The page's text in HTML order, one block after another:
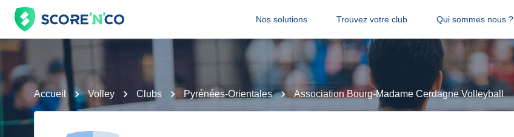
Nos solutions Trouvez votre club Qui sommes nous ?
Accueil Volley Clubs Pyrénées-Orientales Association Bourg-Madame Cerdagne Volleyball